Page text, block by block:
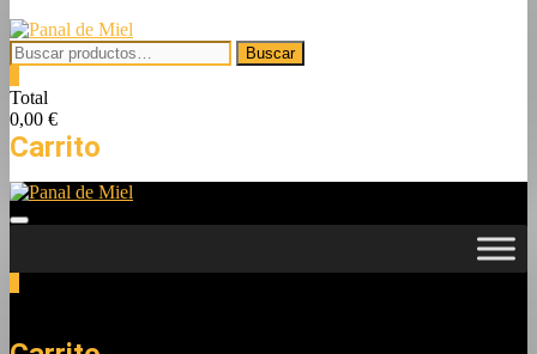
Buscar
por:
Buscar
Total
0,00 €
Carrito